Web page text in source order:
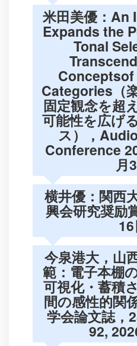
米田美優：An
Expands the
Tonal
Categories（
固定観念を超
可能性を広げ
ス），
Conference
月
横井優：関西
興会研究奨励
16
今泉港大，山
範：電子本棚
可視化・蓄積
間の感性的関
学会論文誌，
92,